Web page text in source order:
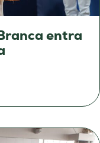
entra